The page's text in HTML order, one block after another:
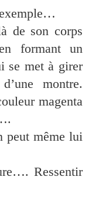
de son corps
formant un
se met à girer
montre.
magenta
même lui
Ressentir